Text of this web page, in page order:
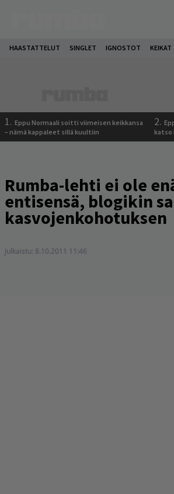
HAASTATTELUT SINGLET IGNOSTOT KEIKAT
1. Eppu Normaali soitti viimeisen keikkansa
– nämä kappaleet sillä kuultiin
2.
katso
Rumba-lehti ei ole
entisensä, blogikin
kasvojenkohotuksen
Julkaistu: 8.10.2011 11:46